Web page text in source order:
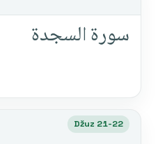
سورة السجدة
Džuz 21-22